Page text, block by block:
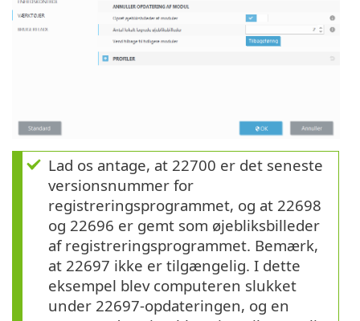
Lad os antage, at 22700 er det seneste
versionsnummer for
registreringsprogrammet, og at 22698
og 22696 er gemt som øjebliksbilleder
af registreringsprogrammet. Bemærk,
at 22697 ikke er tilgængelig. I dette
eksempel blev computeren slukket
under 22697-opdateringen, og en